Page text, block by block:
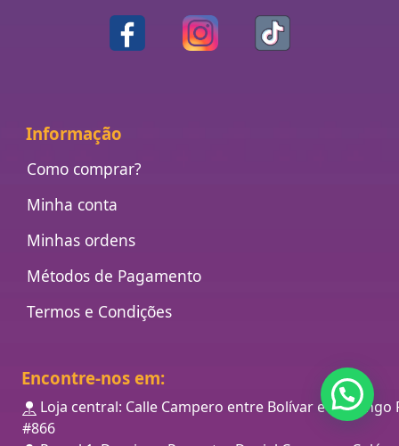
Informação
Como comprar?
Minha conta
Minhas ordens
Métodos de Pagamento
Termos e Condições
Encontre-nos em:
Loja central: Calle Campero entre Bolívar e Domingo
#866